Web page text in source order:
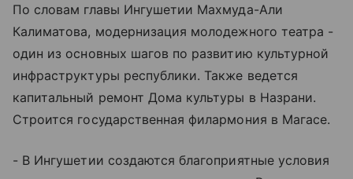
По словам главы Ингушетии Махмуда-Али
Калиматова, модернизация молодежного театра -
один из основных шагов по развитию культурной
инфраструктуры республики. Также ведется
капитальный ремонт Дома культуры в Назрани.
Строится государственная филармония в Магасе.
- В Ингушетии создаются благоприятные условия